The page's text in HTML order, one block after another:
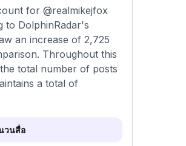
for @realmikejfox
to DolphinRadar's
an increase of 2,725
Throughout this
total number of posts
a total of
วนสื่อ